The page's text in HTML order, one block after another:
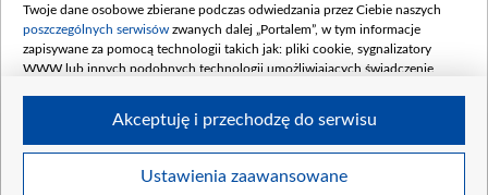
Dofinansowanie 900 000 000,00 PLN
Data podpisania umowy: LUTY 2026 (wpłata
26 lutego 80 mln, 4 marca 370 mln,8
czerwca 90 mln)
Twoje dane osobowe zbierane podczas odwiedzania przez Ciebie naszych
poszczególnych serwisów zwanych dalej „Portalem”, w tym informacje
zapisywane za pomocą technologii takich jak: pliki cookie, sygnalizatory
WWW lub innych podobnych technologii umożliwiających świadczenie
Twoje dane osobowe zbierane podczas odwiedzania przez Ciebie
Ustawienia zaawansowane
Akceptuję i przechodzę do serwisu